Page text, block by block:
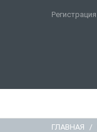
Регистрация
ГЛАВНАЯ